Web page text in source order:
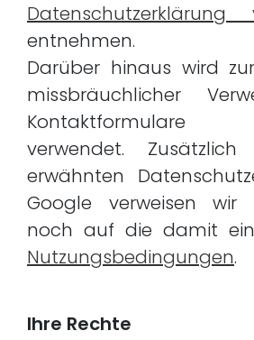
entnehmen.
Darüber hinaus wird
missbräuchlicher
Kontaktformulare
verwendet.
erwähnten
Google verweisen wir
noch auf die damit
Nutzungsbedingungen.
Ihre Rechte